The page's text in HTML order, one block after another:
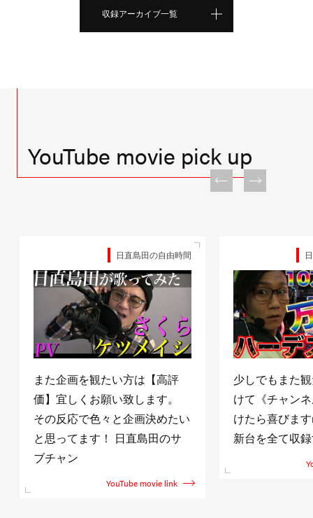
収録アーカイブ一覧
YouTube movie pick up
日直島田の自由時間
また企画を観たい方は【高評
価】宜しくお願い致します。
その反応で色々と企画決めたい
と思ってます！ 日直島田のサ
ブチャン
YouTube movie link
少しでもまた
けて《チャン
けたら喜びま
新台を全て収